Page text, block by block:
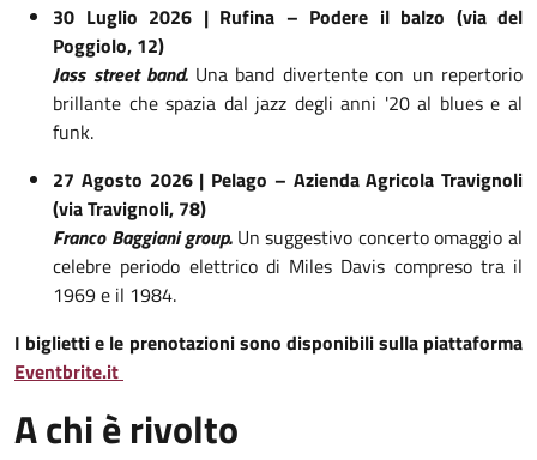
30 Luglio 2026 | Rufina – Podere il balzo (via del
Poggiolo, 12)
Jass street band.Una band divertente con un repertorio
brillante che spazia dal jazz degli anni '20 al blues e al
funk.
27 Agosto 2026 | Pelago – Azienda Agricola Travignoli
(via Travignoli, 78)
Franco Baggiani group.Un suggestivo concerto omaggio al
celebre periodo elettrico di Miles Davis compreso tra il
1969 e il 1984.
I biglietti e le prenotazioni sono disponibili sulla piattaforma
Eventbrite.it
A chi è rivolto